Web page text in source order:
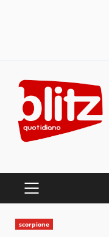
content
PRIMARY
scorpione